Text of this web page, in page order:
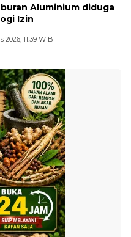
Aluminium diduga
Izin
2026, 11:39 WIB